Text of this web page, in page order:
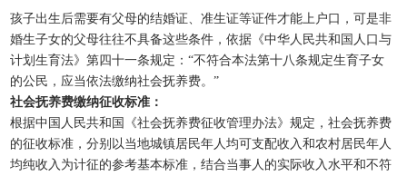
孩子出生后需要有父母的结婚证、准生证等证件才能上户口，可是非
婚生子女的父母往往不具备这些条件，依据《中华人民共和国人口与
计划生育法》第四十一条规定：“不符合本法第十八条规定生育子女
的公民，应当依法缴纳社会抚养费。”
社会抚养费缴纳征收标准：
根据中国人民共和国《社会抚养费征收管理办法》规定，社会抚养费
的征收标准，分别以当地城镇居民年人均可支配收入和农村居民年人
均纯收入为计征的参考基本标准，结合当事人的实际收入水平和不符